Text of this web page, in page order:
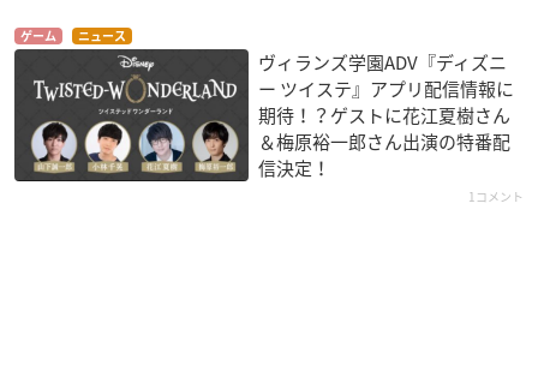
ゲーム ニュース
ヴィランズ学園ADV『ディズニ
ー ツイステ』アプリ配信情報に
期待！？ゲストに花江夏樹さん
＆梅原裕一郎さん出演の特番配
信決定！
1コメント